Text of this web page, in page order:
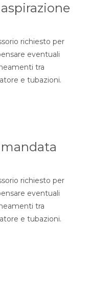
richiesto per
eventuali
tra
e tubazioni.
richiesto per
eventuali
tra
e tubazioni.